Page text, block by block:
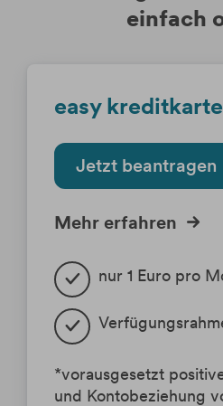
einfach
easy kreditkarte
Jetzt beantragen
Mehr erfahren
nur 1 Euro pro
*vorausgesetzt
und Kontobeziehung